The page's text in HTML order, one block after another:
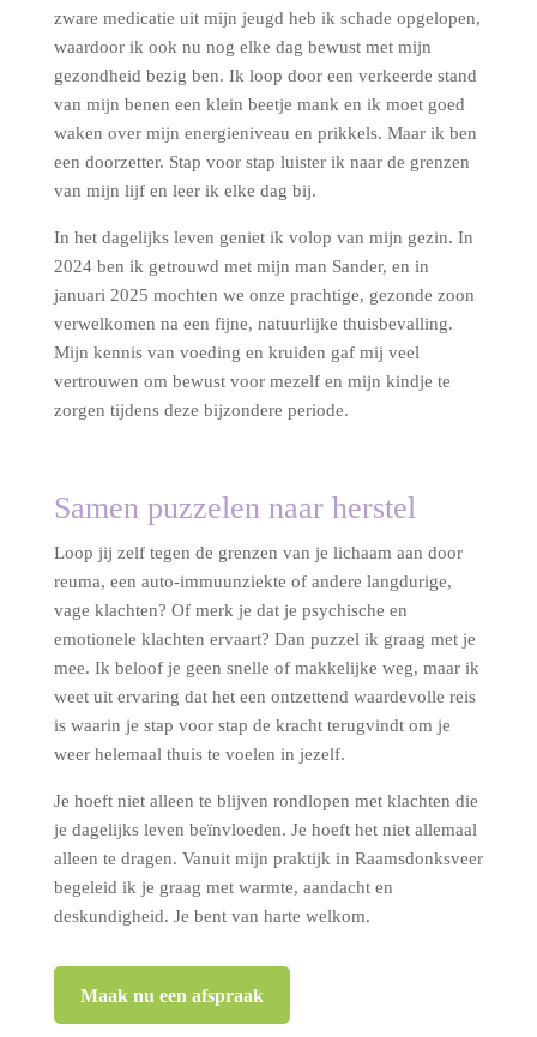
zware medicatie uit mijn jeugd heb ik schade opgelopen,
waardoor ik ook nu nog elke dag bewust met mijn
gezondheid bezig ben. Ik loop door een verkeerde stand
van mijn benen een klein beetje mank en ik moet goed
waken over mijn energieniveau en prikkels. Maar ik ben
een doorzetter. Stap voor stap luister ik naar de grenzen
van mijn lijf en leer ik elke dag bij.
In het dagelijks leven geniet ik volop van mijn gezin. In
2024 ben ik getrouwd met mijn man Sander, en in
januari 2025 mochten we onze prachtige, gezonde zoon
verwelkomen na een fijne, natuurlijke thuisbevalling.
Mijn kennis van voeding en kruiden gaf mij veel
vertrouwen om bewust voor mezelf en mijn kindje te
zorgen tijdens deze bijzondere periode.
Samen puzzelen naar herstel
Loop jij zelf tegen de grenzen van je lichaam aan door
reuma, een auto-immuunziekte of andere langdurige,
vage klachten? Of merk je dat je psychische en
emotionele klachten ervaart? Dan puzzel ik graag met je
mee. Ik beloof je geen snelle of makkelijke weg, maar ik
weet uit ervaring dat het een ontzettend waardevolle reis
is waarin je stap voor stap de kracht terugvindt om je
weer helemaal thuis te voelen in jezelf.
Je hoeft niet alleen te blijven rondlopen met klachten die
je dagelijks leven beïnvloeden. Je hoeft het niet allemaal
alleen te dragen. Vanuit mijn praktijk in Raamsdonksveer
begeleid ik je graag met warmte, aandacht en
deskundigheid. Je bent van harte welkom.
Maak nu een afspraak